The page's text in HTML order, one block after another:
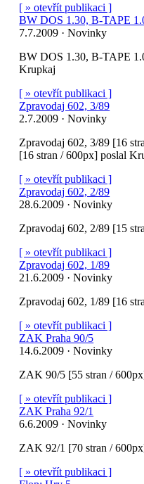
[ » otevřít publikaci ]
BW DOS 1.30, B-TAPE
7.7.2009 · Novinky
BW DOS 1.30, B-TAPE
Krupkaj
[ » otevřít publikaci ]
Zpravodaj 602, 3/89
2.7.2009 · Novinky
Zpravodaj 602, 3/89 [16
[16 stran / 600px] poslal
[ » otevřít publikaci ]
Zpravodaj 602, 2/89
28.6.2009 · Novinky
Zpravodaj 602, 2/89 [15
[ » otevřít publikaci ]
Zpravodaj 602, 1/89
21.6.2009 · Novinky
Zpravodaj 602, 1/89 [16
[ » otevřít publikaci ]
ZAK Praha 90/5
14.6.2009 · Novinky
ZAK 90/5 [55 stran /
[ » otevřít publikaci ]
ZAK Praha 92/1
6.6.2009 · Novinky
ZAK 92/1 [70 stran /
[ » otevřít publikaci ]